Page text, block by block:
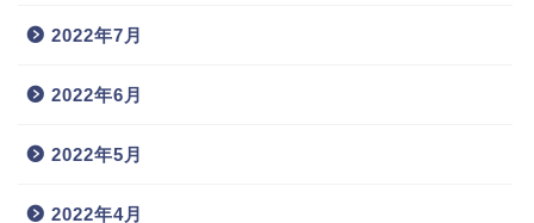
2022年7月
2022年6月
2022年5月
2022年4月